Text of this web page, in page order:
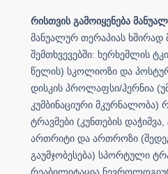
რისთვის გამოიყენება
მანუალურ თერაპიას ხშირად
შემთხვევებში: ხერხემლის
წელის) სკოლიოზი და
დისკის პროლაფსი/ჰერნია
კუმბინაციური მკურნალობა)
ტრავმები (კუნთების
ართრიტი და ართროზი
გაუმჯობესება) სპორტული